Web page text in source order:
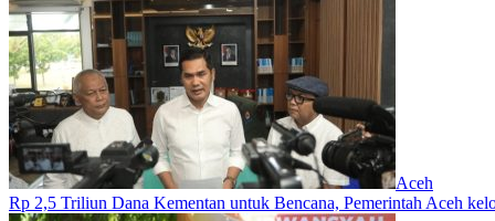
Aceh
Rp 2,5 Triliun Dana Kementan untuk Bencana, Pemerintah Aceh